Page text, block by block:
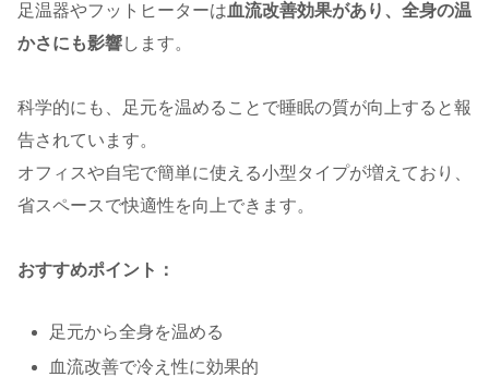
足温器やフットヒーターは血流改善効果があり、全身の温
かさにも影響します。
科学的にも、足元を温めることで睡眠の質が向上すると報
告されています。
オフィスや自宅で簡単に使える小型タイプが増えており、
省スペースで快適性を向上できます。
おすすめポイント：
足元から全身を温める
血流改善で冷え性に効果的